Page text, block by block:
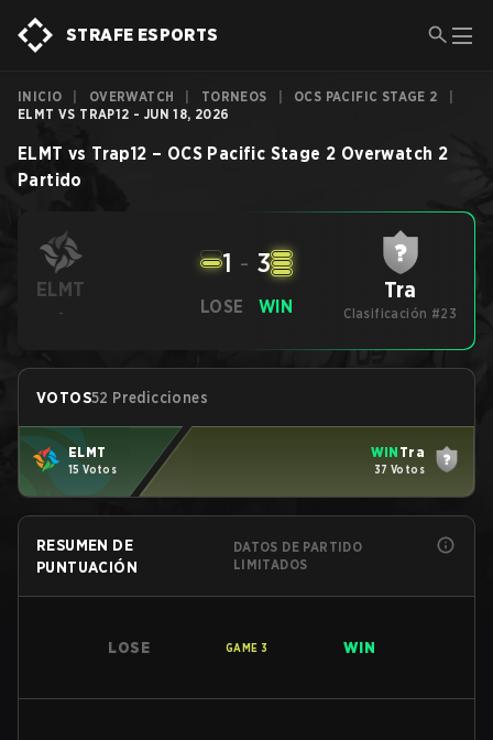
STRAFE ESPORTS
INICIO OVERWATCH TORNEOS OCS PACIFIC STAGE 2
ELMT VS TRAP12 - JUN 18, 2026
ELMT vs Trap12 – OCS Pacific Stage 2 Overwatch 2
Partido
ELMT
- LOSE
1 - 3
WIN
Tra
Clasificación #23
VOTOS52 Predicciones
ELMT
15 Votos
WIN Tra
37 Votos
RESUMEN DE
PUNTUACIÓN
DATOS DE PARTIDO
LIMITADOS
LOSE GAME 3 WIN